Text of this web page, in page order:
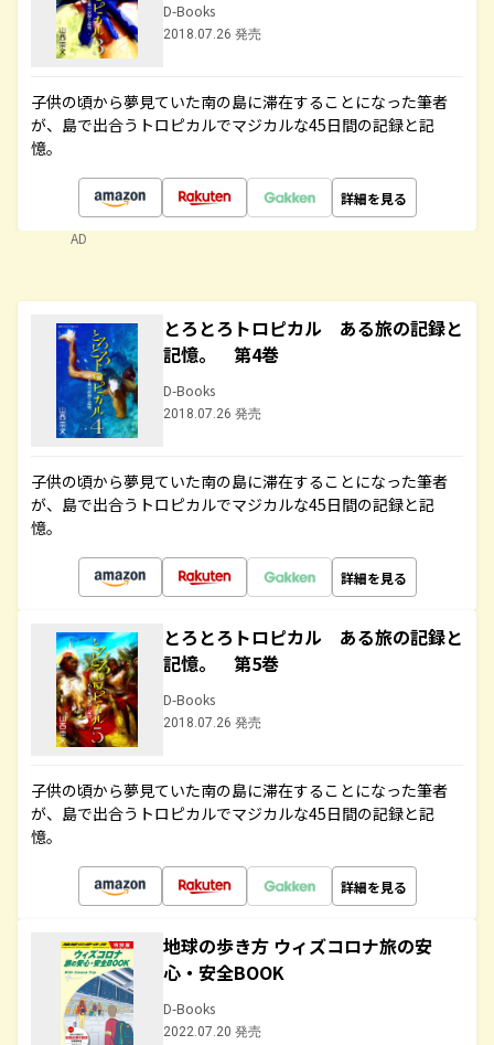
D-Books
2018.07.26 発売
子供の頃から夢見ていた南の島に滞在することになった筆者
が、島で出合うトロピカルでマジカルな45日間の記録と記
憶。
詳細を見る
AD
とろとろトロピカル ある旅の記録と
記憶。 第4巻
D-Books
2018.07.26 発売
子供の頃から夢見ていた南の島に滞在することになった筆者
が、島で出合うトロピカルでマジカルな45日間の記録と記
憶。
詳細を見る
とろとろトロピカル ある旅の記録と
記憶。 第5巻
D-Books
2018.07.26 発売
子供の頃から夢見ていた南の島に滞在することになった筆者
が、島で出合うトロピカルでマジカルな45日間の記録と記
憶。
詳細を見る
地球の歩き方 ウィズコロナ旅の安
心・安全BOOK
D-Books
2022.07.20 発売